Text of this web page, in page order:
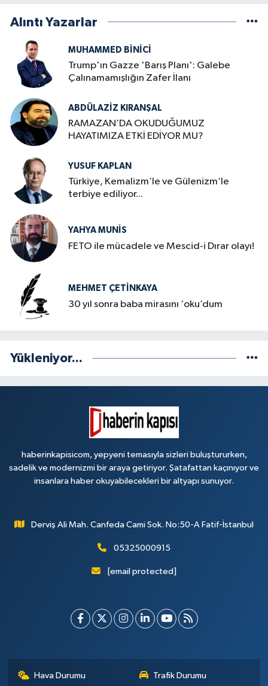
Alıntı Yazarlar
MUHAMMED BINICI
Trump'ın Gazze 'Barış Planı': Galebe
Çalınamamışlığın Zafer İlanı
ABDÜLAZIZ KIRANŞAL
RAMAZAN’DA OKUDUĞUMUZ
HAYATIMIZA ETKİ EDİYOR MU?
YUSUF KAPLAN
Türkiye, Kemalizm’le ve Gülenizm’le
terbiye ediliyor...
YAHYA MUNIS
FETO ile mücadele ve Mescid-i Dırar olayı!
MEHMET ÇETINKAYA
30 yıl sonra baba mirasını ‘oku’dum
Yükleniyor...
haberinkapisicom, yepyeni temasıyla sizleri buluştururken,
sadelik ve modernizmi bir araya getiriyor. Şatafattan kaçınıyor ve
insanlara haber okuyabilecekleri bir altyapı sunuyor.
Derviş Ali Mah. Canfeda Cami Sok. No:50-A Fatif-İstanbul
05325000915
[email protected]
Hava Durumu Trafik Durumu